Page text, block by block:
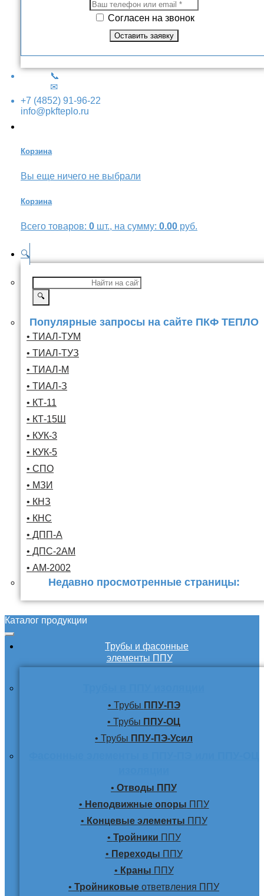
Согласен на звонок
📞
✉
+7 (4852) 91-96-22
info@pkfteplo.ru
Корзина
Вы еще ничего не выбрали
Корзина
Всего товаров: 0 шт., на сумму: 0.00 руб.
🔍
🔍
Популярные запросы на сайте ПКФ ТЕПЛО
• ТИАЛ-ТУМ
• ТИАЛ-ТУЗ
• ТИАЛ-М
• ТИАЛ-З
• КТ-11
• КТ-15Ш
• КУК-3
• КУК-5
• СПО
• МЗИ
• КНЗ
• КНС
• ДПП-А
• ДПС-2АМ
• АМ-2002
Недавно просмотренные страницы:
Каталог продукции
Трубы и фасонные
элементы ППУ
• Трубы ППУ-ПЭ
• Трубы ППУ-ОЦ
• Трубы ППУ-ПЭ-Усил
• Отводы ППУ
• Неподвижные опоры ППУ
• Концевые элементы ППУ
• Тройники ППУ
• Переходы ППУ
• Краны ППУ
• Тройниковые ответвления ППУ